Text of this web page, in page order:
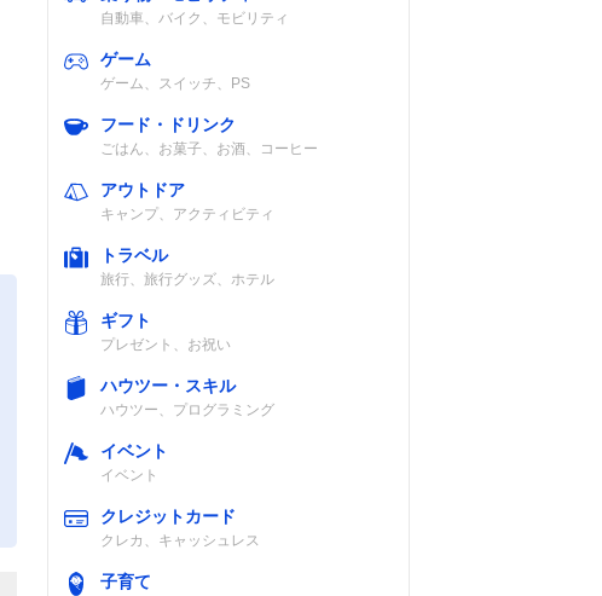
自動車、バイク、モビリティ
ゲーム
ゲーム、スイッチ、PS
フード・ドリンク
ごはん、お菓子、お酒、コーヒー
アウトドア
キャンプ、アクティビティ
トラベル
旅行、旅行グッズ、ホテル
ギフト
プレゼント、お祝い
ハウツー・スキル
ハウツー、プログラミング
イベント
イベント
クレジットカード
クレカ、キャッシュレス
子育て